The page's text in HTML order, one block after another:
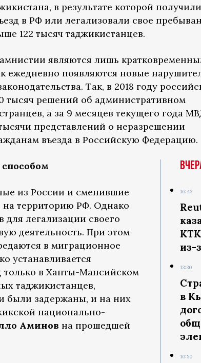
в результате которой получили
в РФ или легализовали свое
122 тысяч таджикистанцев.
являются лишь
ежедневно появляются новые
Так, в 2018 году
тысяч решений об административном
а за 9 месяцев текущего года
представлений о неразрешении
въезда в Российскую Федерацию.
16:43
из-
13:30
в
10:50
из России и сменившие
на территорию РФ. Однако
для легализации своего
деятельность. При этом
в миграционное
устанавливается
только в Ханты-Мансийском
таджикистанцев,
были задержаны, и на них
национально-
Аминов на прошедшей